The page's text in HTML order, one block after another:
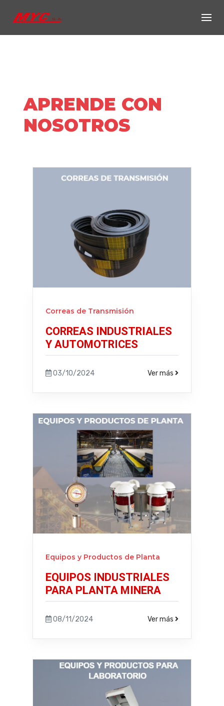
APRENDE CON
NOSOTROS
Correas de Transmisión
CORREAS INDUSTRIALES
Y AUTOMOTRICES
Ver más
03/10/2024
Equipos y Productos de Planta
EQUIPOS INDUSTRIALES
PARA PLANTA MINERA
Ver más
08/11/2024